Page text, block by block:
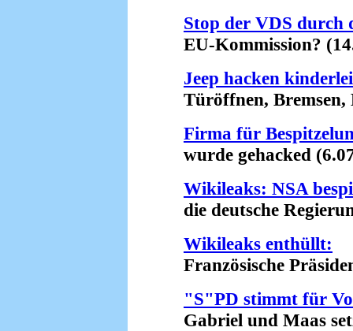
Stop der VDS durch
EU-Kommission?
Jeep hacken
Türöffnen, Bremsen,
Firma für
wurde gehacked
Wikileaks: NSA
die deutsche
Wikileaks enthüllt:
Französische
"S"PD stimmt für
Gabriel und Maas